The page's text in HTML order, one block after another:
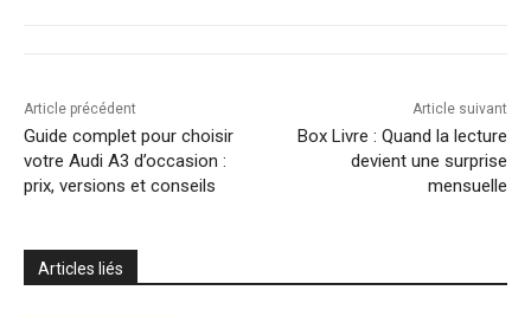
Article précédent
Guide complet pour choisir
votre Audi A3 d’occasion :
prix, versions et conseils
Article suivant
Box Livre : Quand la lecture
devient une surprise
mensuelle
Articles liés